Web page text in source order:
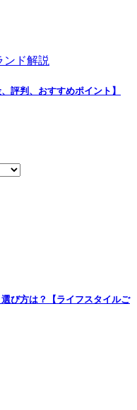
ンド解説
評判、おすすめポイント】
び方は？【ライフスタイルご